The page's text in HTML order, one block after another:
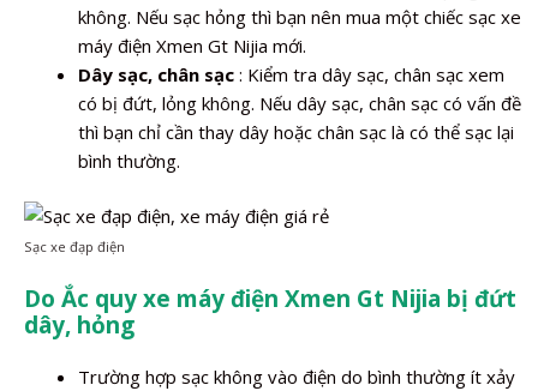
không. Nếu sạc hỏng thì bạn nên mua một chiếc sạc xe
máy điện Xmen Gt Nijia mới.
Dây sạc, chân sạc : Kiểm tra dây sạc, chân sạc xem
có bị đứt, lỏng không. Nếu dây sạc, chân sạc có vấn đề
thì bạn chỉ cần thay dây hoặc chân sạc là có thể sạc lại
bình thường.
Sạc xe đạp điện
Do Ắc quy xe máy điện Xmen Gt Nijia bị đứt
dây, hỏng
Trường hợp sạc không vào điện do bình thường ít xảy